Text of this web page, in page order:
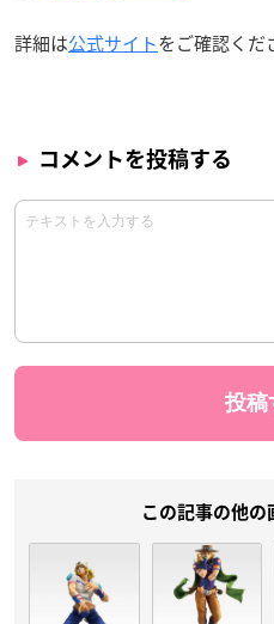
詳細は公式サイトをご確認くだ
コメントを投稿する
この記事の他の